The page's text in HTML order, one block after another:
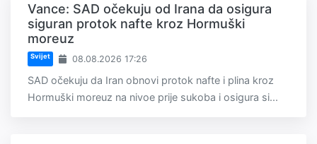
Vance: SAD očekuju od Irana da osigura
siguran protok nafte kroz Hormuški
moreuz
Svijet 08.08.2026 17:26
SAD očekuju da Iran obnovi protok nafte i plina kroz
Hormuški moreuz na nivoe prije sukoba i osigura si...